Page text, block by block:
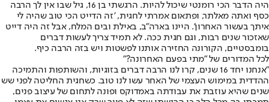
היה הדבר הכי רומנטי שיכול להיות. הרגשתי בן 16, גיל שבו אין לך הרבה
כסף ואתה מאלתר, ופתאום אמרתי לחגית, 'זה הדייט הכי טוב שהיה לי
איתך בעשור האחרון'. היינו בארה"ב, באילת ובים המלח, אבל זה היה דייט
שאזכור שנים רבות, וגם חגית ככה. לא תמיד צריך לעשות דברים
בומבסטיים, הקורונה החזירה אותנו לפשטות ויש בזה הרבה כיף.
לכל המדורים של "מתי בפעם האחרונה?"
"אנחנו יחד 16 שנים, קרו לנו הרבה דברים בזוגיות, והשותפות והתמיכה
ההדדית במימוש העצמי של האחר עשו לנו טוב. כשחגית החליטה לפני שש
שנים שהיא עוזבת את עבודתה באמדוקס ופונה לתחום של עיצוב פנים,